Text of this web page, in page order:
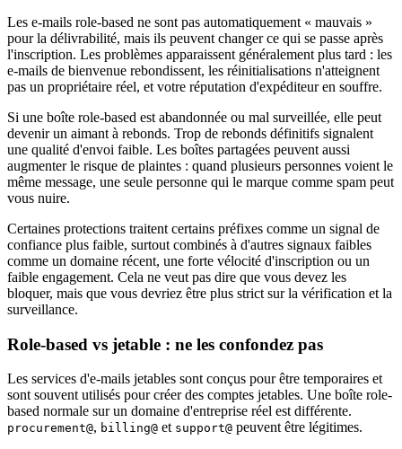
Les e-mails role-based ne sont pas automatiquement « mauvais »
pour la délivrabilité, mais ils peuvent changer ce qui se passe après
l'inscription. Les problèmes apparaissent généralement plus tard : les
e-mails de bienvenue rebondissent, les réinitialisations n'atteignent
pas un propriétaire réel, et votre réputation d'expéditeur en souffre.
Si une boîte role-based est abandonnée ou mal surveillée, elle peut
devenir un aimant à rebonds. Trop de rebonds définitifs signalent
une qualité d'envoi faible. Les boîtes partagées peuvent aussi
augmenter le risque de plaintes : quand plusieurs personnes voient le
même message, une seule personne qui le marque comme spam peut
vous nuire.
Certaines protections traitent certains préfixes comme un signal de
confiance plus faible, surtout combinés à d'autres signaux faibles
comme un domaine récent, une forte vélocité d'inscription ou un
faible engagement. Cela ne veut pas dire que vous devez les
bloquer, mais que vous devriez être plus strict sur la vérification et la
surveillance.
Role-based vs jetable : ne les confondez pas
Les services d'e-mails jetables sont conçus pour être temporaires et
sont souvent utilisés pour créer des comptes jetables. Une boîte role-
based normale sur un domaine d'entreprise réel est différente.
procurement@, billing@ et support@ peuvent être légitimes.